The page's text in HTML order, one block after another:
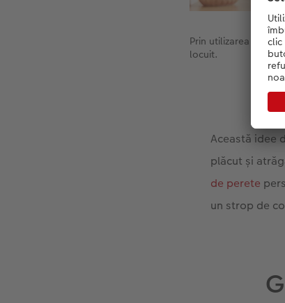
Prin utilizarea
locuit.
Această idee
plăcut și
de perete
un strop de